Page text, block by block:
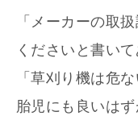
「メーカーの取
くださいと書いて
「草刈り機は危
胎児にも良いはず